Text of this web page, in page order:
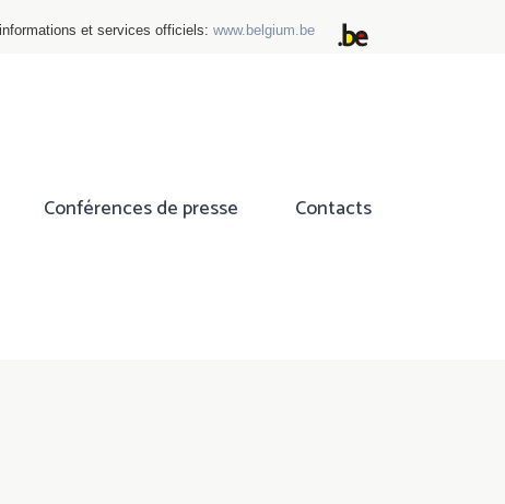
et services officiels: www.belgium.be
Conférences de presse Contacts